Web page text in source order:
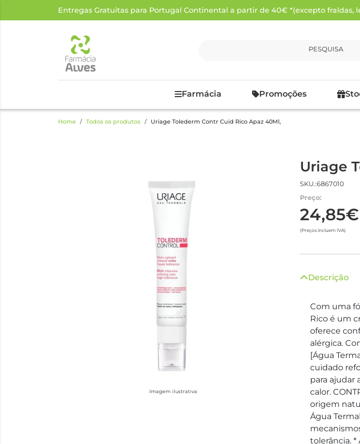
Entregas Gratuitas para Portugal Continental a partir de 40€ *(excepto fraldas,
PESQUISA
Farmácia Promoções
Home Todos os produtos Uriage Tolederm Contr Cuid Rico Apaz 40Ml,
Imagem ilustrativa
Uriage
SKU.:6867010
Preço:
24,85€
(Preços incluem IVA)
Descrição
Com uma
Rico é um
oferece
alérgica.
[Água
cuidado
para ajudar
calor.
origem
Água
tolerância. *